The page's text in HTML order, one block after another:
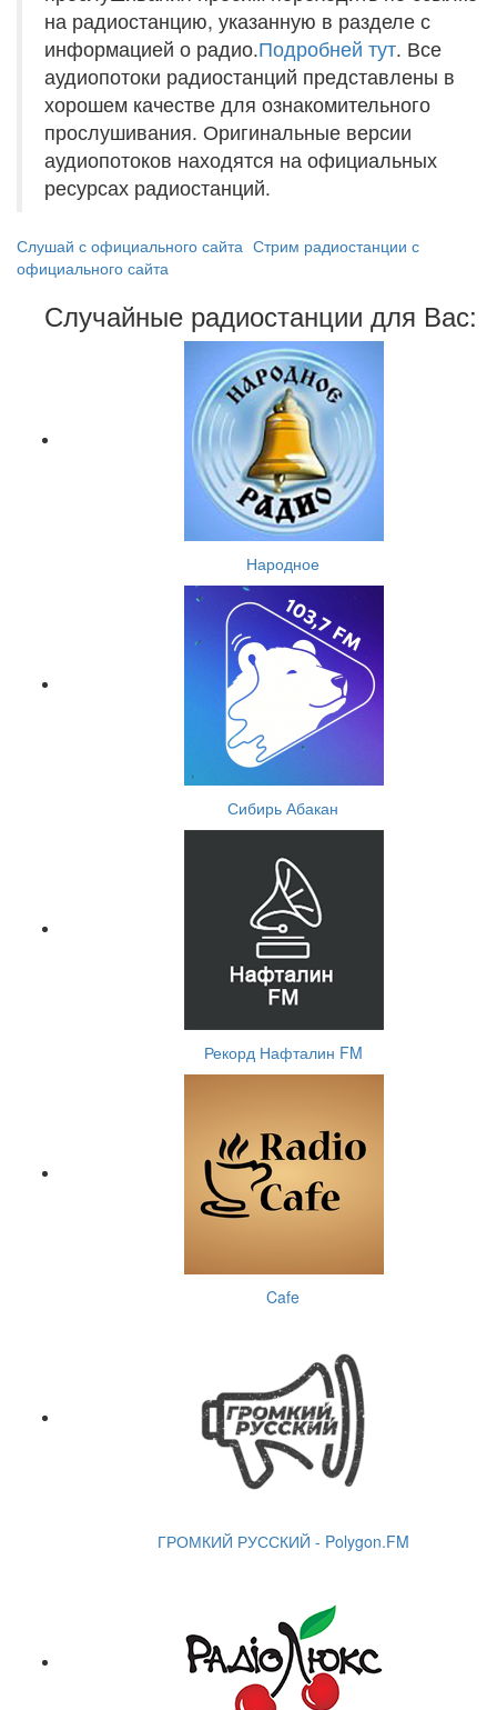
на радиостанцию, указанную в разделе с
информацией о радио.Подробней тут. Все
аудиопотоки радиостанций представлены в
хорошем качестве для ознакомительного
прослушивания. Оригинальные версии
аудиопотоков находятся на официальных
ресурсах радиостанций.
Слушай с официального сайта Стрим радиостанции с
официального сайта
Случайные радиостанции для Вас:
Народное
Сибирь Абакан
Рекорд Нафталин FM
Cafe
ГРОМКИЙ РУССКИЙ - Polygon.FM